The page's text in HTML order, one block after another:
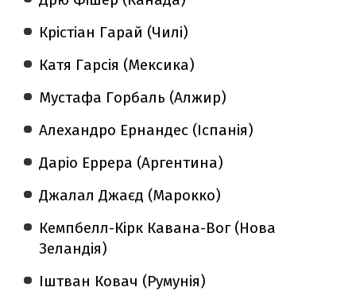
Крістіан Гарай (Чилі)
Катя Гарсія (Мексика)
Мустафа Горбаль (Алжир)
Алехандро Ернандес (Іспанія)
Даріо Еррера (Аргентина)
Джалал Джаєд (Марокко)
Кемпбелл-Кірк Кавана-Вог (Нова
Зеландія)
Іштван Ковач (Румунія)